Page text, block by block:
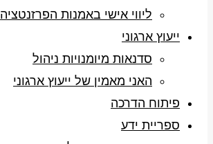
ליווי אישי באמנות הפרזנטציה
ייעוץ ארגוני
סדנאות מיומנויות ניהול
האני מאמין של ייעוץ ארגוני
פיתוח הדרכה
ספריית ידע